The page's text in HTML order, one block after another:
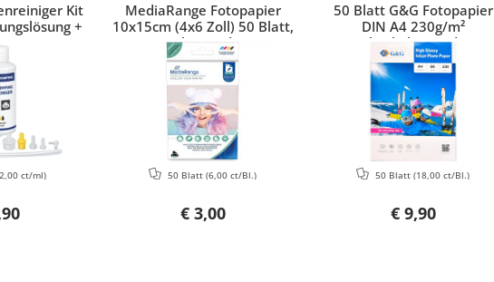
Kit
+
HP,
ct/ml)
MediaRange Fotopapier
10x15cm (4x6 Zoll) 50 Blatt,
glänzend
€ 3,00
50 Blatt(6,00 ct/Bl.)
50 Blatt G&G Fotopapier
DIN A4 230g/m²
hochglänzend
€ 9,90
50 Blatt(18,00 ct/Bl.)